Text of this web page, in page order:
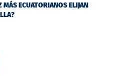
MÁS ECUATORIANOS ELIJAN